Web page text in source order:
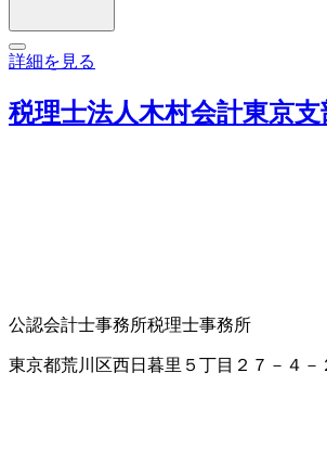
詳細を見る
税理士法人木村会計東京支
公認会計士事務所税理士事務所
東京都荒川区西日暮里５丁目２７－４－